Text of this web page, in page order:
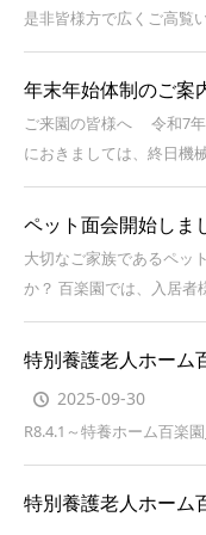
是非皆様方で広くご高覧
年末年始体制のご案
ご来園の皆様へ 令和7年
におきましては、終日機
ペット面会開始しま
大切なご家族であるペッ
か？ 百楽園では、入居
特別養護老人ホーム
2025-09-30
R8.4.1～特養ホーム百楽
特別養護老人ホーム